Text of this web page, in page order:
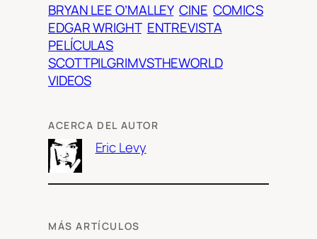
BRYAN LEE O’MALLEY CINE COMICS
EDGAR WRIGHT ENTREVISTA
PELÍCULAS
SCOTTPILGRIMVSTHEWORLD
VIDEOS
ACERCA DEL AUTOR
Eric Levy
MÁS ARTÍCULOS